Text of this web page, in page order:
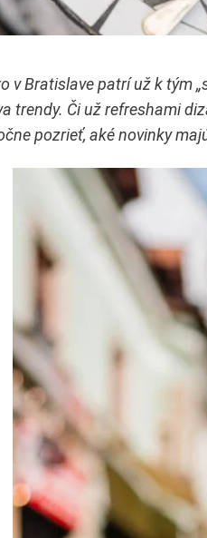
v Bratislave patrí už k tým
trendy. Či už refreshami
pozrieť, aké novinky